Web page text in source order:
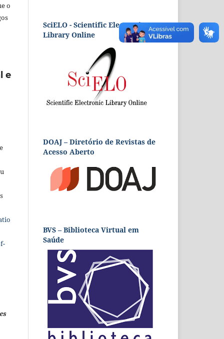
o
e
SciELO - Scientific Electronic
Library Online
DOAJ – Diretório de Revistas de
Acesso Aberto
BVS – Biblioteca Virtual em
Saúde